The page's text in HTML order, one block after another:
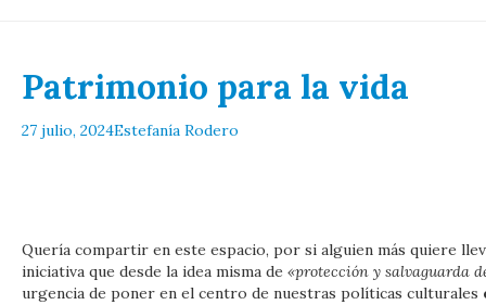
Patrimonio para la vida
27 julio, 2024Estefanía Rodero
Quería compartir en este espacio, por si alguien más quiere
iniciativa que desde la idea misma de «protección y salvaguarda
urgencia de poner en el centro de nuestras políticas culturales